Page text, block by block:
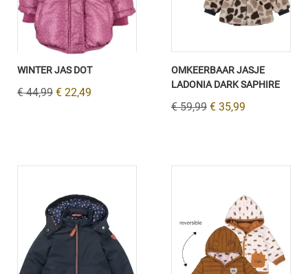
WINTER JAS DOT
€ 44,99 € 22,49
OMKEERBAAR JASJE
LADONIA DARK SAPHIRE
€ 59,99 € 35,99